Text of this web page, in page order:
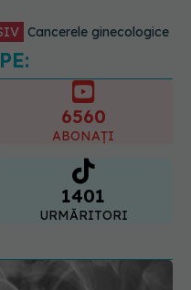
externă în cancerul
Dr. Sorin Bogdan
explică diferența și
tratamentul
6560
ABONAȚI
1401
URMĂRITORI